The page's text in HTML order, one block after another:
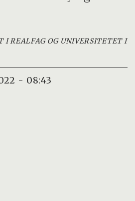
I REALFAG OG UNIVERSITETET I
- 08:43